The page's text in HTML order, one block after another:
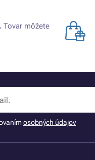
Tovar môžete
osobných údajov